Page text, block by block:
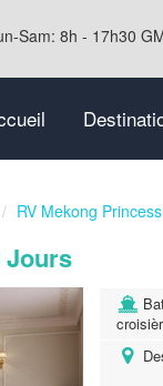
Sam: 8h - 17h30
RV Mekong Princess
Jours